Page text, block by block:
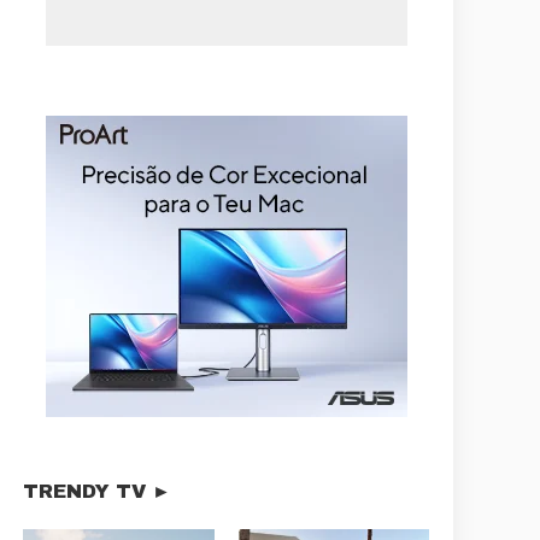
TRENDY TV ►